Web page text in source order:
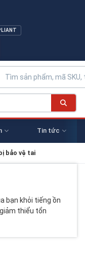
Tin tức
bảo vệ tai
bạn khỏi tiếng ồn
thiểu tổn